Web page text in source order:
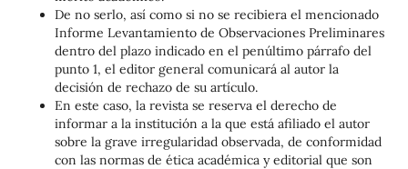
De no serlo, así como si no se recibiera el mencionado
Informe Levantamiento de Observaciones Preliminares
dentro del plazo indicado en el penúltimo párrafo del
punto 1, el editor general comunicará al autor la
decisión de rechazo de su artículo.
En este caso, la revista se reserva el derecho de
informar a la institución a la que está afiliado el autor
sobre la grave irregularidad observada, de conformidad
con las normas de ética académica y editorial que son